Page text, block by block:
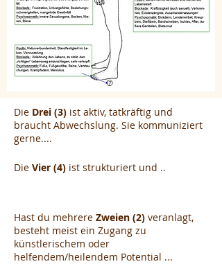
Die Drei (3) ist aktiv, tatkräftig und
braucht Abwechslung. Sie kommuniziert
gerne....
Die Vier (4) ist strukturiert und ..
Hast du mehrere Zweien (2) veranlagt,
besteht meist ein Zugang zu
künstlerischem oder
helfendem/heilendem Potential ...